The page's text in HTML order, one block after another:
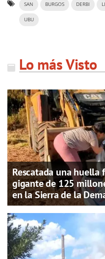
SAN BURGOS DERBI
UBU
Lo más Visto
Rescatada una
gigante de 125
en la Sierra de la